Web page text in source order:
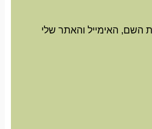
האימייל והאתר שלי